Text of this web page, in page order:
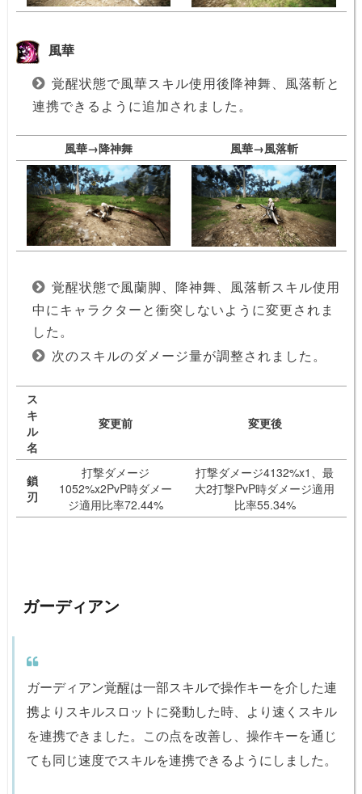
風華
覚醒状態で風華スキル使用後降神舞、風落斬と
連携できるように追加されました。
風華→降神舞 風華→風落斬
覚醒状態で風蘭脚、降神舞、風落斬スキル使用
中にキャラクターと衝突しないように変更されま
した。
次のスキルのダメージ量が調整されました。
ス
キ
ル
名
変更前 変更後
鎖
刃
打撃ダメージ
1052%x2PvP時ダメー
ジ適用比率72.44%
打撃ダメージ4132%x1、最
大2打撃PvP時ダメージ適用
比率55.34%
ガーディアン
ガーディアン覚醒は一部スキルで操作キーを介した連
携よりスキルスロットに発動した時、より速くスキル
を連携できました。この点を改善し、操作キーを通じ
ても同じ速度でスキルを連携できるようにしました。